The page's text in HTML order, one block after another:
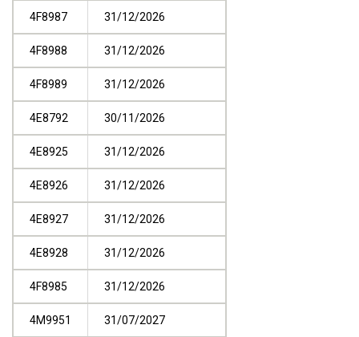
4F8987 31/12/2026
4F8988 31/12/2026
4F8989 31/12/2026
4E8792 30/11/2026
4E8925 31/12/2026
4E8926 31/12/2026
4E8927 31/12/2026
4E8928 31/12/2026
4F8985 31/12/2026
4M9951 31/07/2027